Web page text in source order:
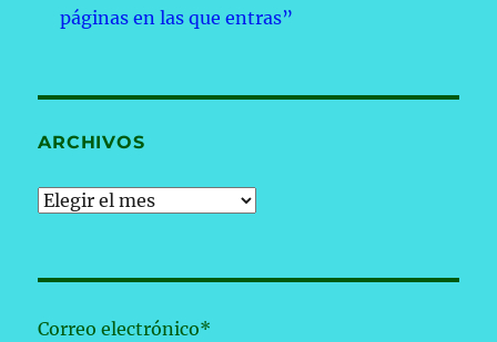
páginas en las que entras”
ARCHIVOS
Archivos
Correo electrónico*